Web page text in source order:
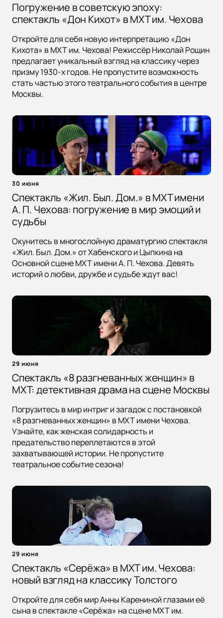
Погружение в советскую эпоху:
спектакль «Дон Кихот» в МХТ им. Чехова
Откройте для себя новую интерпретацию «Дон
Кихота» в МХТ им. Чехова! Режиссёр Николай Рощин
предлагает уникальный взгляд на классику через
призму 1930-х годов. Не пропустите возможность
стать частью этого театрального события в центре
Москвы.
30 июня
Спектакль «Жил. Был. Дом.» в МХТ имени
А. П. Чехова: погружение в мир эмоций и
судьбы
Окунитесь в многослойную драматургию спектакля
«Жил. Был. Дом.» от Хабенского и Цыпкина на
Основной сцене МХТ имени А. П. Чехова. Девять
историй о любви, дружбе и судьбе ждут вас!
29 июня
Спектакль «8 разгневанных женщин» в
МХТ: детективная драма на сцене Москвы
Погрузитесь в мир интриг и загадок с постановкой
«8 разгневанных женщин» в МХТ имени Чехова.
Узнайте, как женская солидарность и
предательство переплетаются в этой
захватывающей истории. Не пропустите
театральное событие сезона!
29 июня
Спектакль «Серёжа» в МХТ им. Чехова:
новый взгляд на классику Толстого
Откройте для себя мир Анны Карениной глазами её
сына в спектакле «Серёжа» на сцене МХТ им.